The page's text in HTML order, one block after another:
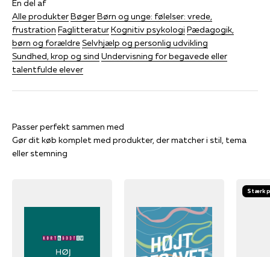
En del af
Alle produkterBøgerBørn og unge: følelser: vrede,
frustration FaglitteraturKognitiv psykologi Pædagogik,
børn og forældreSelvhjælp og personlig udvikling
Sundhed, krop og sind Undervisning for begavede eller
talentfulde elever
Gør dit køb komplet med produkter, der matcher i stil, tema
eller stemning
Stærk